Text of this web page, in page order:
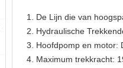
De Lijn die van
Hydraulische
Hoofdpomp en motor:
Maximum trekkracht: